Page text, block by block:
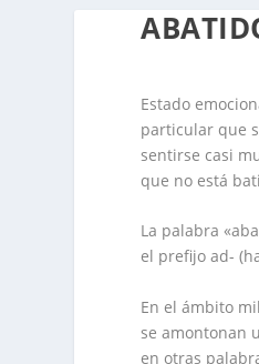
Estado
particular que
sentirse casi
que no está
La palabra
el prefijo ad-
En el ámbito
se amontonan
en otras